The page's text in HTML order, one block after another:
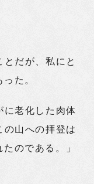
とだが、私にと
た。
に老化した肉体
の山への拝登は
のである。」